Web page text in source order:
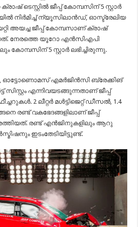
ടെസ്റ്റിൽ ജീപ്പ് കോമ്പസിന് 5 സ്റ്റാർ
നിർമിച്ച് ന്യൂസിലാൻഡ്, ഓസ്ട്രേലിയ
അയച്ച ജീപ്പ് കോമ്പസാണ് ക്രാഷ്
നേരത്തെ യൂറോ എന്‍സിഎപി
കോമ്പസിന് 5 സ്റ്റാർ ലഭിച്ചിരുന്നു.
എമർജിൻസി ബ്രേക്കിങ്
സിസ്റ്റം എന്നിവയടങ്ങുന്നതാണ് ജീപ്പ്
2 ലീറ്റര്‍ മള്‍ട്ടിജെറ്റ് ഡീസല്‍, 1.4
രണ്ട് വകഭേദങ്ങളിലാണ് ജീപ്പ്
രണ്ട് എൻജിനുകളിലും ആറു
ഇടംതേടിയിട്ടുണ്ട്.